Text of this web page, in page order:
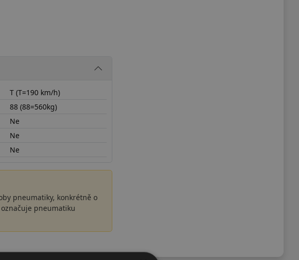
T (T=190 km/h)
88 (88=560kg)
Ne
Ne
Ne
pneumatiky, konkrétně o
pneumatiku